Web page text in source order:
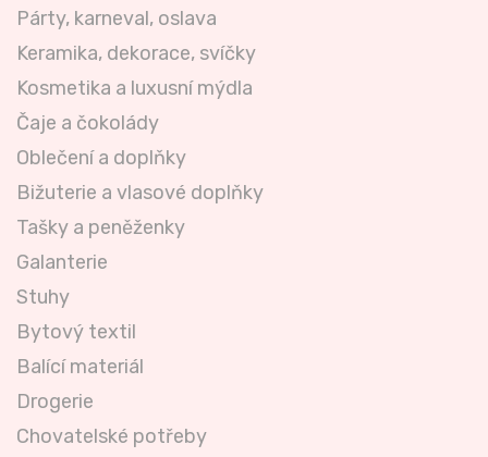
Párty, karneval, oslava
Keramika, dekorace, svíčky
Kosmetika a luxusní mýdla
Čaje a čokolády
Oblečení a doplňky
Bižuterie a vlasové doplňky
Tašky a peněženky
Galanterie
Stuhy
Bytový textil
Balící materiál
Drogerie
Chovatelské potřeby